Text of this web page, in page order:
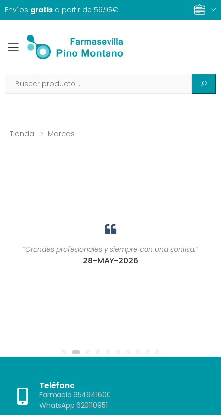
Envíos gratis a partir de 59,95€
Toggle mobile menu
Tienda Marcas
“Grandes profesionales y siempre con una sonrisa.”
28-MAY-2026
Teléfono
Farmacia 954941600
WhatsApp 620110951